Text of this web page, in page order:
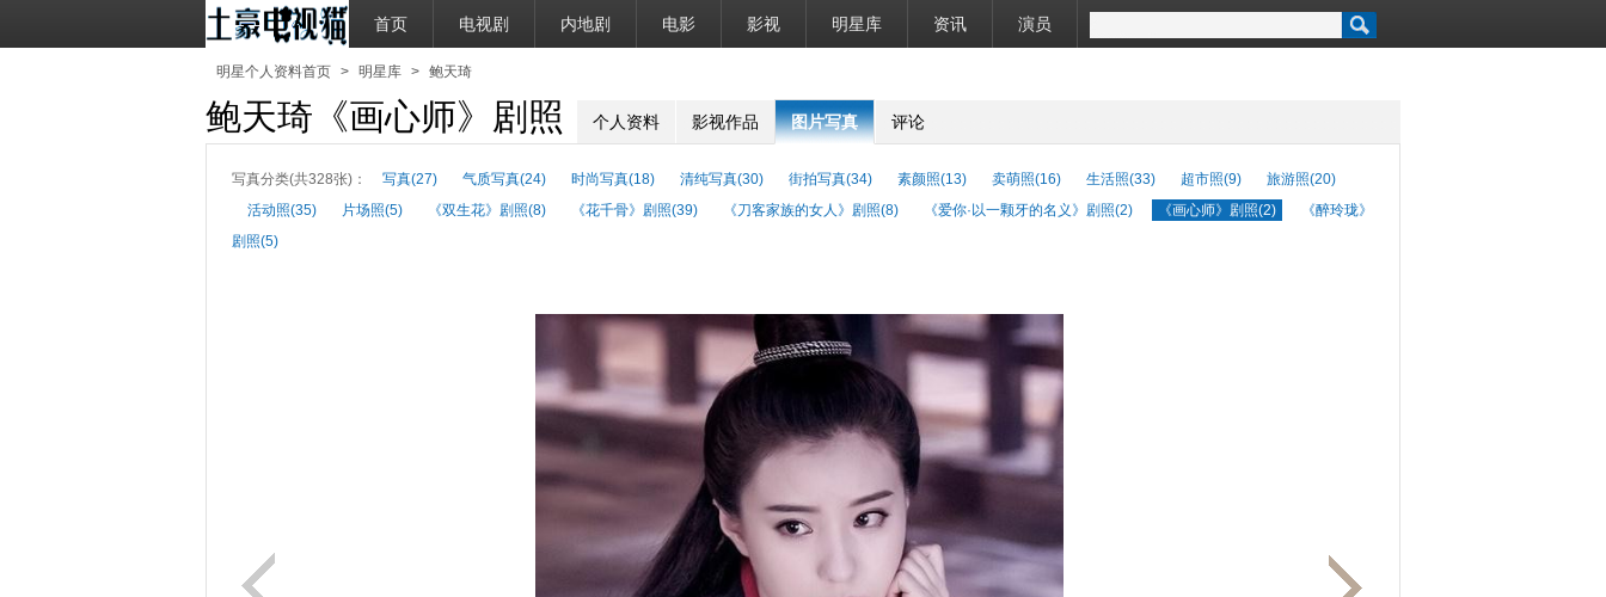
首页 电视剧 内地剧 电影 影视 明星库 资讯 演员
明星个人资料首页 > 明星库 > 鲍天琦
鲍天琦《画心师》剧照 个人资料 影视作品 图片写真 评论
写真分类(共328张)： 写真(27) 气质写真(24) 时尚写真(18) 清纯写真(30) 街拍写真(34) 素颜照(13) 卖萌照(16) 生活照(33) 超市照(9)
旅游照(20)
活动照(35)
片场照(5) 《双生花》剧照(8) 《花千骨》剧照(39) 《刀客家族的女人》剧照(8) 《爱你·以一颗牙的名义》剧照(2) 《画心师》剧照(2)
《醉玲珑》
剧照(5)